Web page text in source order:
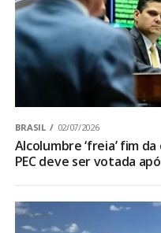
BRASIL 02/07/2026
Alcolumbre ‘freia’ fim
PEC deve ser votada